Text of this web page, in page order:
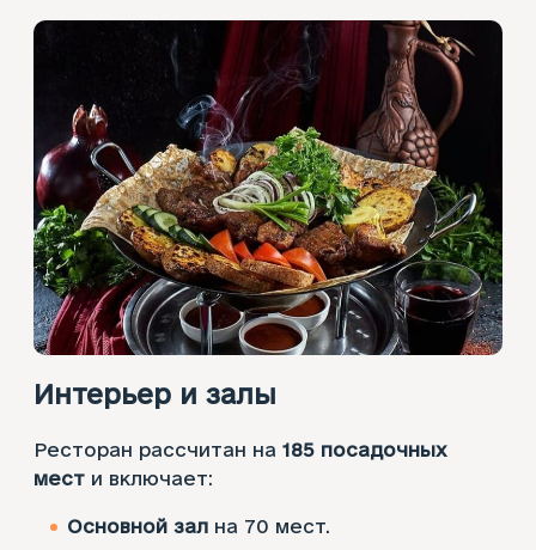
Интерьер и залы
Ресторан рассчитан на 185 посадочных
мест и включает:​
Основной зал на 70 мест.​